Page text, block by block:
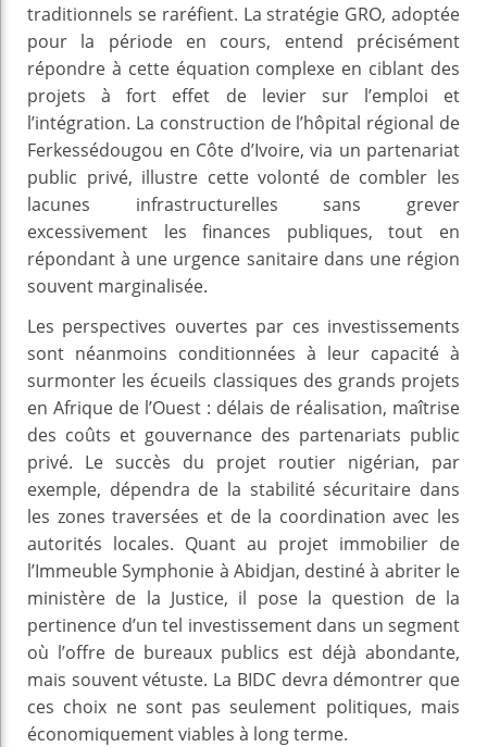
traditionnels se raréfient. La stratégie GRO, adoptée
pour la période en cours, entend précisément
répondre à cette équation complexe en ciblant des
projets à fort effet de levier sur l’emploi et
l’intégration. La construction de l’hôpital régional de
Ferkessédougou en Côte d’Ivoire, via un partenariat
public privé, illustre cette volonté de combler les
lacunes infrastructurelles sans grever
excessivement les finances publiques, tout en
répondant à une urgence sanitaire dans une région
souvent marginalisée.
Les perspectives ouvertes par ces investissements
sont néanmoins conditionnées à leur capacité à
surmonter les écueils classiques des grands projets
en Afrique de l’Ouest : délais de réalisation, maîtrise
des coûts et gouvernance des partenariats public
privé. Le succès du projet routier nigérian, par
exemple, dépendra de la stabilité sécuritaire dans
les zones traversées et de la coordination avec les
autorités locales. Quant au projet immobilier de
l’Immeuble Symphonie à Abidjan, destiné à abriter le
ministère de la Justice, il pose la question de la
pertinence d’un tel investissement dans un segment
où l’offre de bureaux publics est déjà abondante,
mais souvent vétuste. La BIDC devra démontrer que
ces choix ne sont pas seulement politiques, mais
économiquement viables à long terme.